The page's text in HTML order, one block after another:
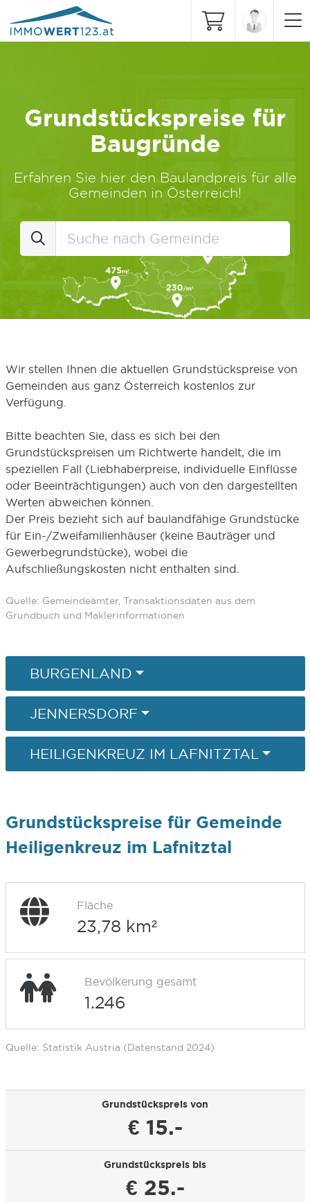
Grundstückspreise für
Baugründe
Erfahren Sie hier den Baulandpreis für alle
Gemeinden in Österreich!
Wir stellen Ihnen die aktuellen Grundstückspreise von
Gemeinden aus ganz Österreich kostenlos zur
Verfügung.
Bitte beachten Sie, dass es sich bei den
Grundstückspreisen um Richtwerte handelt, die im
speziellen Fall (Liebhaberpreise, individuelle Einflüsse
oder Beeinträchtigungen) auch von den dargestellten
Werten abweichen können.
Der Preis bezieht sich auf baulandfähige Grundstücke
für Ein-/Zweifamilienhäuser (keine Bauträger und
Gewerbegrundstücke), wobei die
Aufschließungskosten nicht enthalten sind.
Quelle: Gemeindeämter, Transaktionsdaten aus dem
Grundbuch und Maklerinformationen
BURGENLAND
JENNERSDORF
HEILIGENKREUZ IM LAFNITZTAL
Grundstückspreise für Gemeinde
Heiligenkreuz im Lafnitztal
Fläche
23,78 km²
Bevölkerung gesamt
1.246
Quelle: Statistik Austria (Datenstand 2024)
Grundstückspreis von
€ 15.-
Grundstückspreis bis
€ 25.-